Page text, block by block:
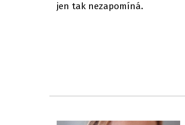
jen tak nezapomíná.